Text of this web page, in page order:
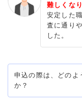
難しくな
安定した
査に通り
した。
申込の際は、どのよ
か？